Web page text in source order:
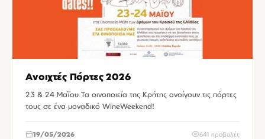
Ανοιχτές Πόρτες 2026
23 & 24 Μαΐου Τα οινοποιεία της Κρήτης ανοίγουν τις πόρτες
τους σε ένα μοναδικό WineWeekend!
19/05/2026 641 προβολές